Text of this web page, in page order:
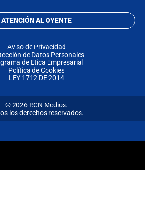
ATENCIÓN AL OYENTE
Aviso de Privacidad
de Datos Personales
de Ética Empresarial
Política de Cookies
LEY 1712 DE 2014
© 2026 RCN Medios.
los derechos reservados.